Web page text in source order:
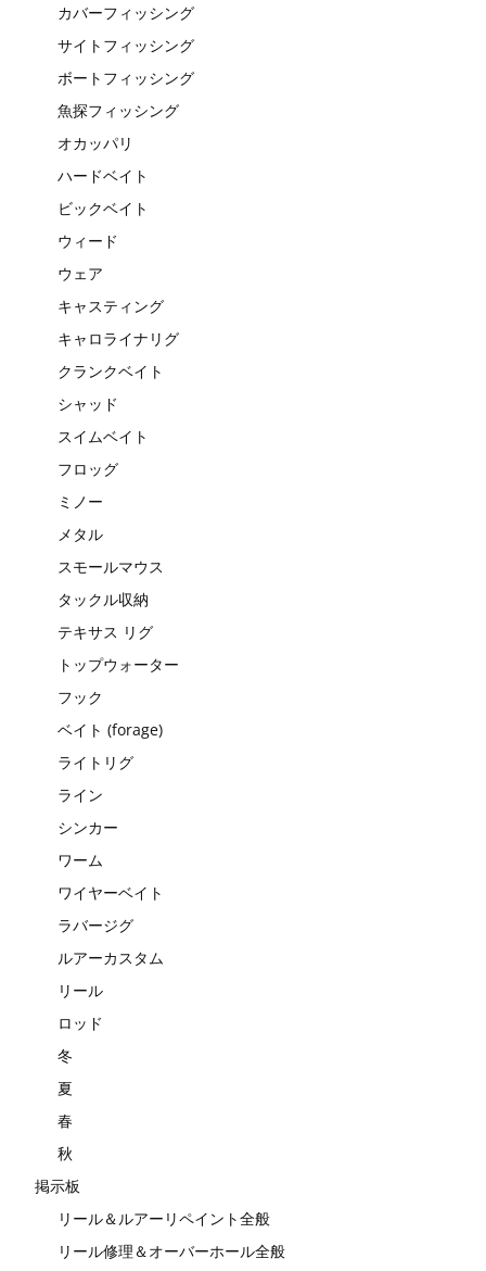
カバーフィッシング
サイトフィッシング
ボートフィッシング
魚探フィッシング
オカッパリ
ハードベイト
ビックベイト
ウィード
ウェア
キャスティング
キャロライナリグ
クランクベイト
シャッド
スイムベイト
フロッグ
ミノー
メタル
スモールマウス
タックル収納
テキサス リグ
トップウォーター
フック
ベイト (forage)
ライトリグ
ライン
シンカー
ワーム
ワイヤーベイト
ラバージグ
ルアーカスタム
リール
ロッド
冬
夏
春
秋
掲示板
リール＆ルアーリペイント全般
リール修理＆オーバーホール全般